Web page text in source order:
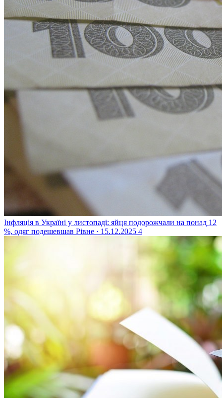
Інфляція в Україні у листопаді: яйця подорожчали на понад 12
%, одяг подешевшав Рівне · 15.12.2025 4